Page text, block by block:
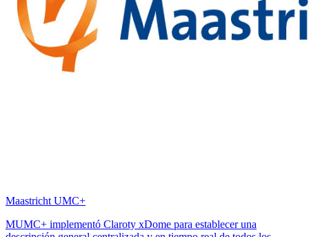
Maastricht UMC+
MUMC+ implementó Claroty xDome para establecer una